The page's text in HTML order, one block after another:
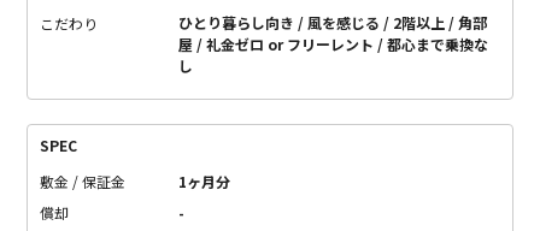
こだわり ひとり暮らし向き 風を感じる 2階以上
角部
屋
礼金ゼロ or フリーレント
都心まで乗換な
し
SPEC
敷金 / 保証金
1ヶ月分
償却
-